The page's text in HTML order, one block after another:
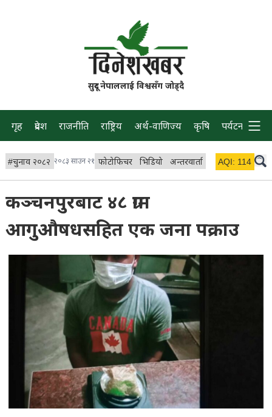
सुदूर नेपाललाई विश्वसँग जोड्दै
गृह प्रदेश राजनीति राष्ट्रिय अर्थ-वाणिज्य कृषि पर्यटन प्रवास
#चुनाव २०८२ २०८३ साउन २१ फोटोफिचर भिडियो अन्तरवार्ता विचार/ब्लग
AQI: 114
कञ्चनपुरबाट ४८ ग्राम
आगुऔषधसहित एक जना पक्राउ